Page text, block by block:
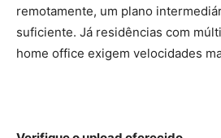
remotamente, um plano
suficiente. Já residências com
home office exigem velocidades